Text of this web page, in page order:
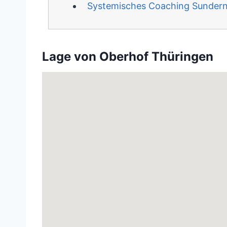
Systemisches Coaching
Lage von Oberhof Thüringen